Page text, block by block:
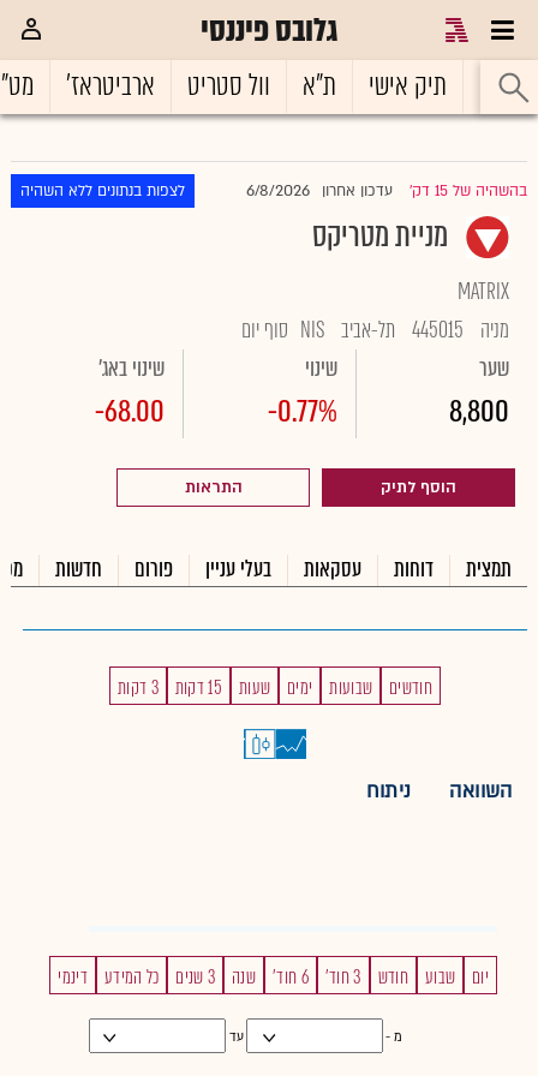
גלובס פיננסי
ראשי תיק אישי ת"א וול סטריט ארביטראז'
בהשהיה של 15 דק' עדכון אחרון 6/8/2026 לצפות בנתונים ללא השהיה
מניית מטריקס
MATRIX
מניה
445015 תל-אביב NIS סוף יום
שער
8,800
שינוי
-0.77%
שינוי באג'
-68.00
הוסף לתיק התראות
תמצית דוחות עסקאות בעלי עניין פורום חדשות
חודשים שבועות ימים שעות 15 דקות 3 דקות
השוואה ניתוח
יום שבוע חודש 3 חוד' 6 חוד' שנה 3 שנים כל המידע דינמי
מ - עד